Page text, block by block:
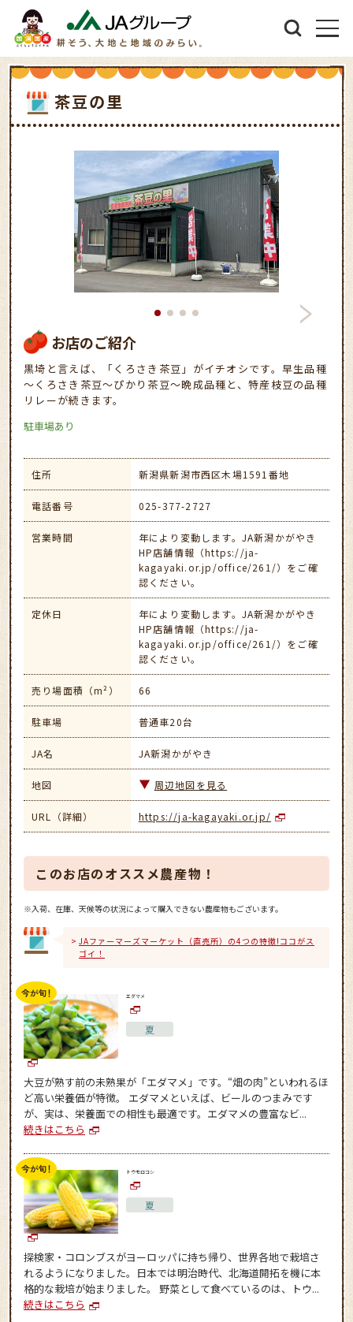
茶豆の里
お店のご紹介
黒埼と言えば、「くろさき茶豆」がイチオシです。早生品種
～くろさき茶豆～ぴかり茶豆～晩成品種と、特産枝豆の品種
リレーが続きます。
駐車場あり
住所 新潟県新潟市西区木場1591番地
電話番号 025-377-2727
営業時間
年により変動します。JA新潟かがやき
HP店舗情報（https://ja-
kagayaki.or.jp/office/261/）をご確
認ください。
定休日
年により変動します。JA新潟かがやき
HP店舗情報（https://ja-
kagayaki.or.jp/office/261/）をご確
認ください。
売り場面積（m²） 66
駐車場 普通車20台
JA名 JA新潟かがやき
地図 周辺地図を見る
URL（詳細） https://ja-kagayaki.or.jp/
このお店のオススメ農産物！
※入荷、在庫、天候等の状況によって購入できない農産物もございます。
JAファーマーズマーケット（直売所）の4つの特徴!ココがス
ゴイ！
エダマメ
夏
大豆が熟す前の未熟果が「エダマメ」です。“畑の肉”といわれるほ
ど高い栄養価が特徴。 エダマメといえば、ビールのつまみです
が、実は、栄養面での相性も最適です。エダマメの豊富なビ...
続きはこちら
トウモロコシ
夏
探検家・コロンブスがヨーロッパに持ち帰り、世界各地で栽培さ
れるようになりました。日本では明治時代、北海道開拓を機に本
格的な栽培が始まりました。 野菜として食べているのは、トウ...
続きはこちら